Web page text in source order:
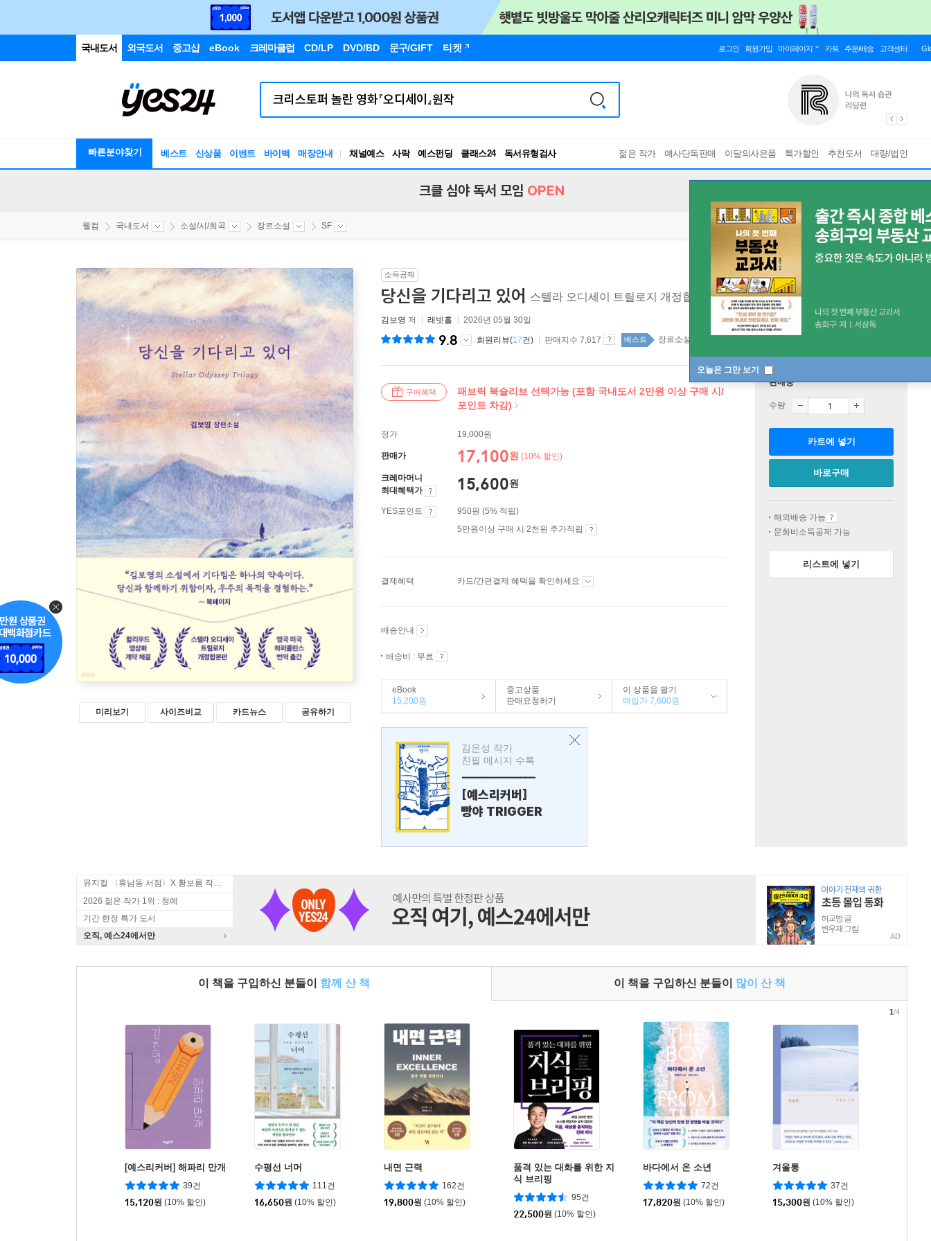
국내도서 외국도서 중고샵 eBook 크레마클럽 CD/LP DVD/BD 문구/GIFT 티켓 로그인 회원가입 마이페이지 카트 주문/배송 고객센터
빠른분야찾기 베스트 신상품 이벤트 바이백 매장안내 채널예스 사락 예스펀딩 클래스24
RBTI Lab
독서유형검사
젊은 작가 예사단독판매 이달의사은품 특가할인 추천도서 대량/법인
오늘은 그만 보기
크클 심야 독서 모임 OPEN
웰컴 국내도서 소설/시/희곡 장르소설 SF
미리보기 사이즈비교 카드뉴스 공유하기
소득공제
당신을 기다리고 있어 스텔라 오디세이 트릴로지 개정합본판
김보영 저 래빗홀 2026년 05월 30일
9.8 회원리뷰(17건) 판매지수 7,617 베스트 장르소설 74위
구매혜택
패브릭 북슬리브 선택가능 (포함 국내도서 2만원 이상 구매 시/
포인트 차감)
정가 19,000원
판매가 17,100원 (10% 할인)
크레마머니
최대혜택가
15,600원
YES포인트
950원 (5% 적립)
5만원이상 구매 시 2천원 추가적립
결제혜택 카드/간편결제 혜택을 확인하세요
배송안내
배송비 : 무료
eBook
15,200원
중고상품
판매요청하기
이 상품을 팔기
매입가 7,600원
김은성 작가
친필 메시지 수록
---------------
[예스리커버]
빵야 TRIGGER
판매중
수량
카트에 넣기
바로구매
해외배송 가능
문화비소득공제 가능
리스트에 넣기
뮤지컬 〈휴남동 서점〉X 황보름 작가 북토크
2026 젊은 작가 1위 : 청예
기간 한정 특가 도서
오직, 예스24에서만
AD
이 책을 구입하신 분들이 함께 산 책 이 책을 구입하신 분들이 많이 산 책
[예스리커버] 해파리 만개
39건
15,120원 (10% 할인)
수평선 너머
111건
16,650원 (10% 할인)
내면 근력
162건
19,800원 (10% 할인)
품격 있는 대화를 위한 지
식 브리핑
95건
22,500원 (10% 할인)
바다에서 온 소년
72건
17,820원 (10% 할인)
겨울통
37건
15,300원 (10% 할인)
1/4